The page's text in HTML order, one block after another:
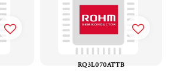
RQ3L070ATTB